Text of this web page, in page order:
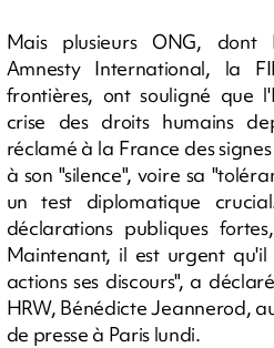
Mais plusieurs ONG, dont
Amnesty International, la
frontières, ont souligné que
crise des droits humains
réclamé à la France des
à son "silence", voire sa
un test diplomatique
déclarations publiques
Maintenant, il est urgent
actions ses discours", a
HRW, Bénédicte Jeannerod,
de presse à Paris lundi.